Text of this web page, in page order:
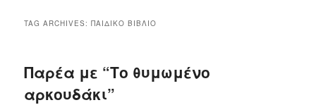
TAG ARCHIVES:ΠΑΙΔΙΚΌ ΒΙΒΛΊΟ
Παρέα με “Το θυμωμένο
αρκουδάκι”